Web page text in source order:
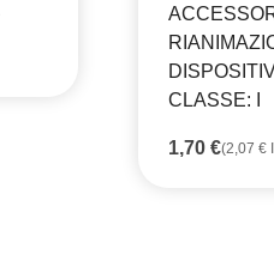
CLASSE: I
1,70 €(2,07 €